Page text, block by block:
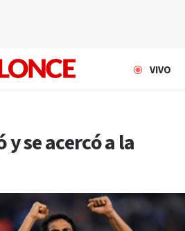
VIVO
se acercó a la